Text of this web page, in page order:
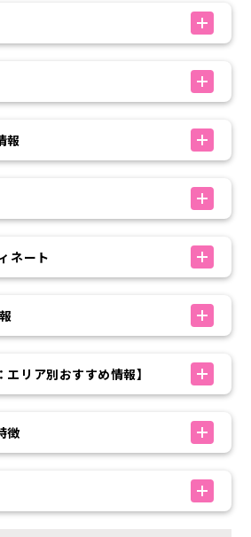
報
ネート
リア別おすすめ情報】
徴